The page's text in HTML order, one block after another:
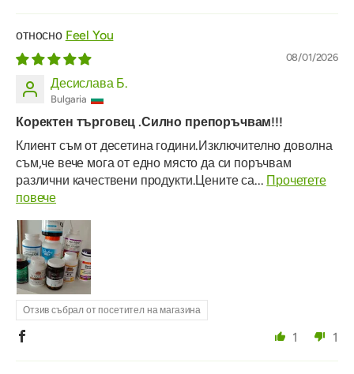
Feel You
08/01/2026
Десислава Б.
Bulgaria
Коректен търговец .Силно препоръчвам!!!
Клиент съм от десетина години.Изключително доволна
съм,че вече мога от едно място да си поръчвам
различни качествени продукти.Цените са... Прочетете
повече
Отзив събрал от посетител на магазина
1 1